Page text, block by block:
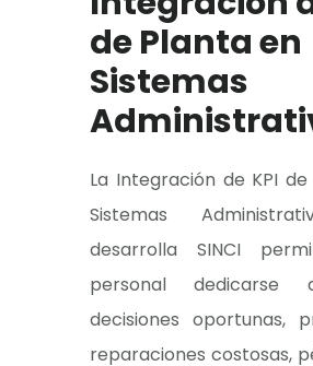
de Planta en
Sistemas
La Integración de KPI
Sistemas
desarrolla SINCI
personal dedicarse
decisiones oportunas,
reparaciones costosas,